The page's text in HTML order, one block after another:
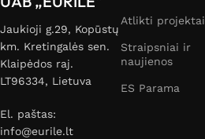
Jaukioji g.29, Kopūstų
km. Kretingalės sen.
Klaipėdos raj.
LT96334, Lietuva
El. paštas:
info@eurile.lt
Atlikti projektai
Straipsniai ir
naujienos
ES Parama